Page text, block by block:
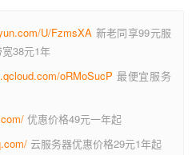
U/FzmsXA 新老同享99元服
38元1年
oRMoSucP 最便宜服务
优惠价格49元一年起
云服务器优惠价格29元1年起